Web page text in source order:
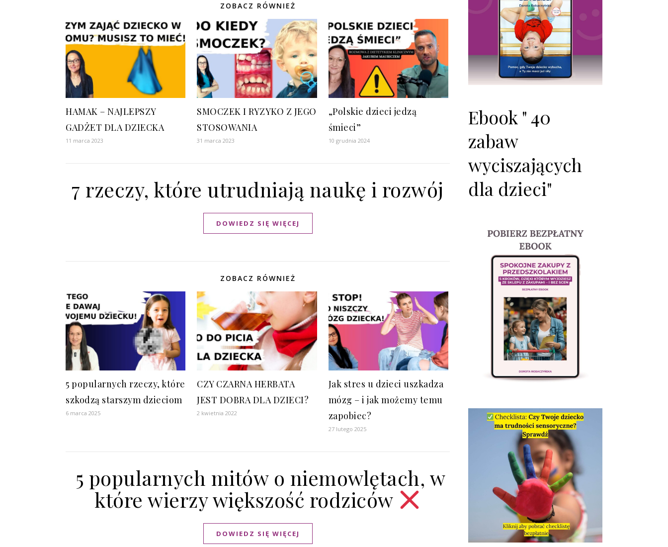
ZOBACZ RÓWNIEŻ
HAMAK – NAJLEPSZY
GADŻET DLA DZIECKA
11 marca 2023
SMOCZEK I RYZYKO Z JEGO
STOSOWANIA
31 marca 2023
„Polskie dzieci jedzą
śmieci”
10 grudnia 2024
7 rzeczy, które utrudniają naukę i rozwój
DOWIEDZ SIĘ WIĘCEJ
ZOBACZ RÓWNIEŻ
5 popularnych rzeczy, które
szkodzą starszym dzieciom
6 marca 2025
CZY CZARNA HERBATA
JEST DOBRA DLA DZIECI?
2 kwietnia 2022
Jak stres u dzieci uszkadza
mózg – i jak możemy temu
zapobiec?
27 lutego 2025
5 popularnych mitów o niemowlętach, w
które wierzy większość rodziców
DOWIEDZ SIĘ WIĘCEJ
Ebook " 40
zabaw
wyciszających
dla dzieci"